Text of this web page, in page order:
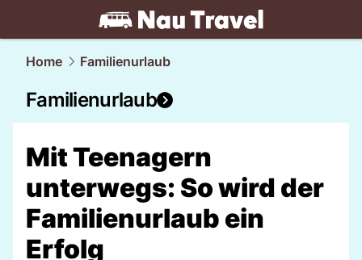
travel.NAU.ch
Home Familienurlaub
Familienurlaub
Mit Teenagern
unterwegs: So wird der
Familienurlaub ein
Erfolg